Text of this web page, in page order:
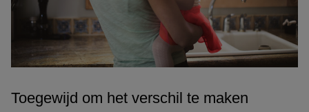
Toegewijd om het verschil te maken